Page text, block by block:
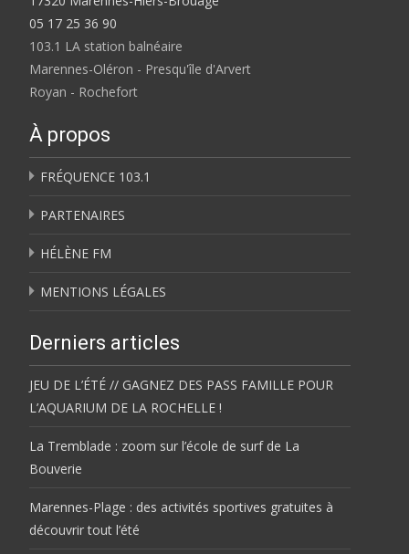
05 17 25 36 90
103.1 LA station balnéaire
Marennes-Oléron - Presqu'île d'Arvert
Royan - Rochefort
À propos
FRÉQUENCE 103.1
PARTENAIRES
HÉLÈNE FM
MENTIONS LÉGALES
Derniers articles
JEU DE L’ÉTÉ // GAGNEZ DES PASS FAMILLE POUR
L’AQUARIUM DE LA ROCHELLE !
La Tremblade : zoom sur l’école de surf de La
Bouverie
Marennes-Plage : des activités sportives gratuites à
découvrir tout l’été